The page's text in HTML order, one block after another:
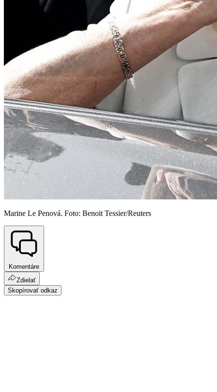
Marine Le Penová. Foto: Benoit Tessier/Reuters
Komentáre
Zdielať
Skopírovať odkaz